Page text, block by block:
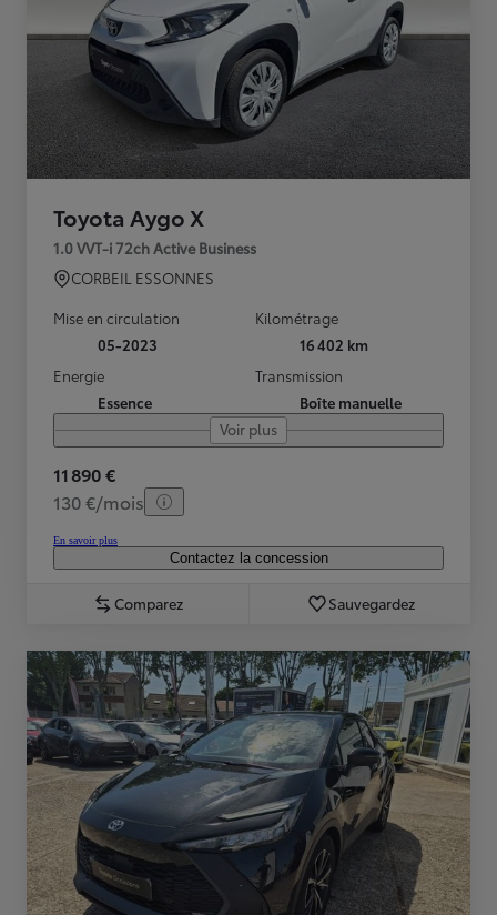
Toyota Aygo X
1.0 VVT-i 72ch Active Business
CORBEIL ESSONNES
Mise en circulation
05-2023
Kilométrage
16 402 km
Energie
Essence
Transmission
Boîte manuelle
Voir plus
11 890 €
130 €/mois
En savoir plus
Contactez la concession
Comparez Sauvegardez